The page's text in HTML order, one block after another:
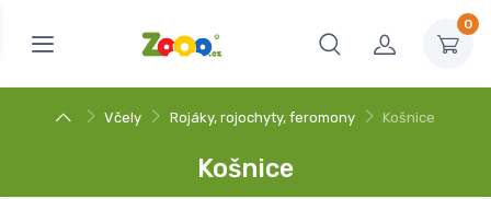
0
Včely Rojáky, rojochyty, feromony Košnice
Košnice